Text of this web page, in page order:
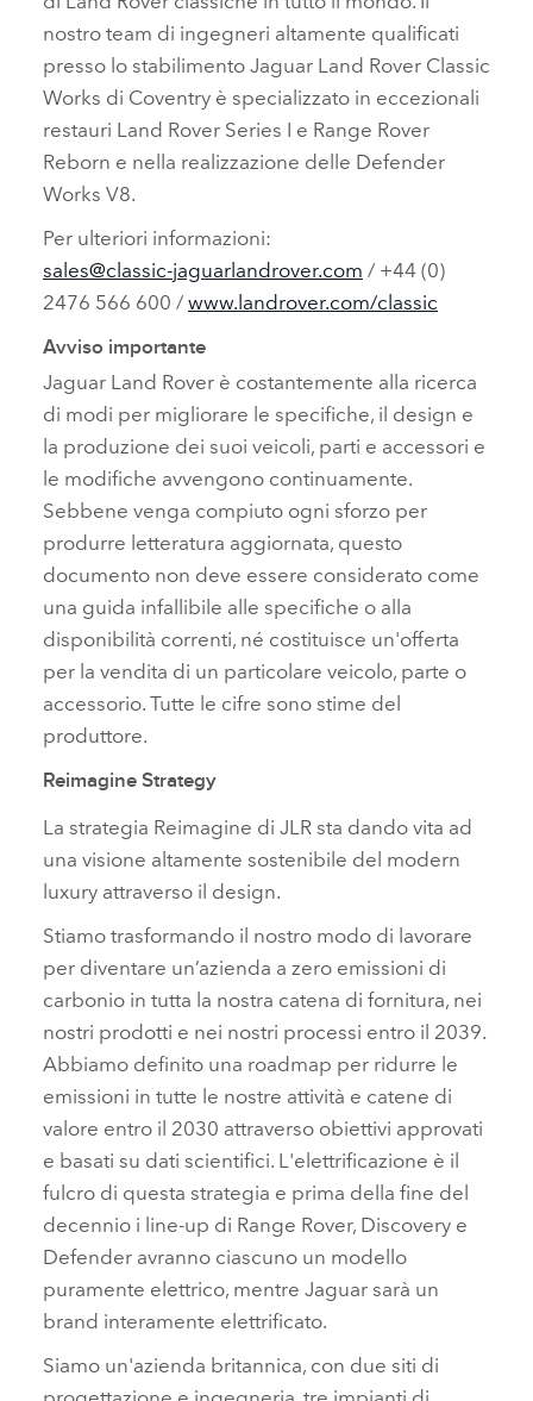
nostro team di ingegneri altamente qualificati
presso lo stabilimento Jaguar Land Rover Classic
Works di Coventry è specializzato in eccezionali
restauri Land Rover Series I e Range Rover
Reborn e nella realizzazione delle Defender
Works V8.
Per ulteriori informazioni:
sales@classic‑jaguarlandrover.com / +44 (0)
2476 566 600 /www.landrover.com/classic
Avviso importante
Jaguar Land Rover è costantemente alla ricerca
di modi per migliorare le specifiche, il design e
la produzione dei suoi veicoli, parti e accessori e
le modifiche avvengono continuamente.
Sebbene venga compiuto ogni sforzo per
produrre letteratura aggiornata, questo
documento non deve essere considerato come
una guida infallibile alle specifiche o alla
disponibilità correnti, né costituisce un'offerta
per la vendita di un particolare veicolo, parte o
accessorio. Tutte le cifre sono stime del
produttore.
Reimagine Strategy
La strategia Reimagine di JLR sta dando vita ad
una visione altamente sostenibile del modern
luxury attraverso il design.
Stiamo trasformando il nostro modo di lavorare
per diventare un’azienda a zero emissioni di
carbonio in tutta la nostra catena di fornitura, nei
nostri prodotti e nei nostri processi entro il 2039.
Abbiamo definito una roadmap per ridurre le
emissioni in tutte le nostre attività e catene di
valore entro il 2030 attraverso obiettivi approvati
e basati su dati scientifici. L'elettrificazione è il
fulcro di questa strategia e prima della fine del
decennio i line‑up di Range Rover, Discovery e
Defender avranno ciascuno un modello
puramente elettrico, mentre Jaguar sarà un
brand interamente elettrificato.
Siamo un'azienda britannica, con due siti di